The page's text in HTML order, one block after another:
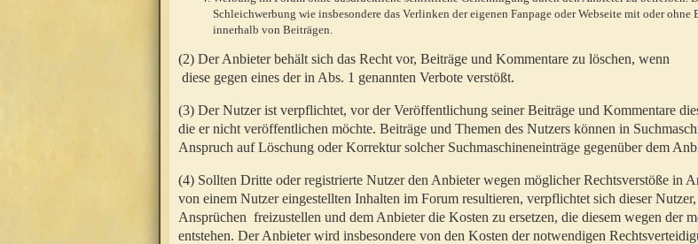
Schleichwerbung wie insbesondere das Verlinken der eigenen Fanpage oder Webseite mit oder
innerhalb von Beiträgen.
(2) Der Anbieter behält sich das Recht vor, Beiträge und Kommentare zu löschen, wenn
diese gegen eines der in Abs. 1 genannten Verbote verstößt.
(3) Der Nutzer ist verpflichtet, vor der Veröffentlichung seiner Beiträge und Kommentare
die er nicht veröffentlichen möchte. Beiträge und Themen des Nutzers können in
Anspruch auf Löschung oder Korrektur solcher Suchmaschineneinträge gegenüber dem
(4) Sollten Dritte oder registrierte Nutzer den Anbieter wegen möglicher Rechtsverstöße in
von einem Nutzer eingestellten Inhalten im Forum resultieren, verpflichtet sich dieser
Ansprüchen freizustellen und dem Anbieter die Kosten zu ersetzen, die diesem wegen der
entstehen. Der Anbieter wird insbesondere von den Kosten der notwendigen